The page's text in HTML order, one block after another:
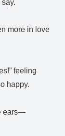
more in love
feeling
happy.
ears—